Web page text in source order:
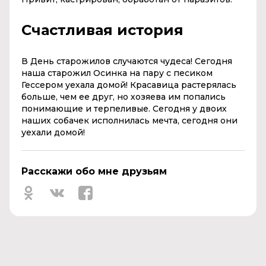
Счастливая история
В День старожилов случаются чудеса! Сегодня
наша старожил Осинка на пару с песиком
Гессером уехала домой! Красавица растерялась
больше, чем ее друг, но хозяева им попались
понимающие и терпеливые. Сегодня у двоих
наших собачек исполнилась мечта, сегодня они
уехали домой!
Расскажи обо мне друзьям